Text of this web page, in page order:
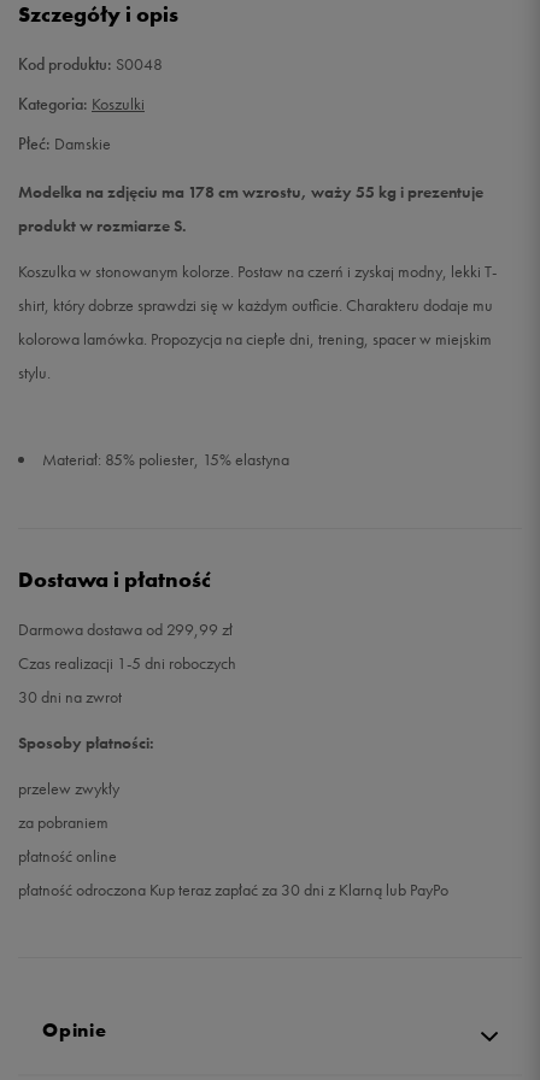
Szczegóły i opis
Kod produktu: S0048
Kategoria: Koszulki
Płeć: Damskie
Modelka na zdjęciu ma 178 cm wzrostu, waży 55 kg i prezentuje
produkt w rozmiarze S.
Koszulka w stonowanym kolorze. Postaw na czerń i zyskaj modny, lekki T-
shirt, który dobrze sprawdzi się w każdym outficie. Charakteru dodaje mu
kolorowa lamówka. Propozycja na ciepłe dni, trening, spacer w miejskim
stylu.
Materiał: 85% poliester, 15% elastyna
Dostawa i płatność
Darmowa dostawa od 299,99 zł
Czas realizacji 1-5 dni roboczych
30 dni na zwrot
Sposoby płatności:
przelew zwykły
za pobraniem
płatność online
płatność odroczona Kup teraz zapłać za 30 dni z Klarną lub PayPo
Opinie